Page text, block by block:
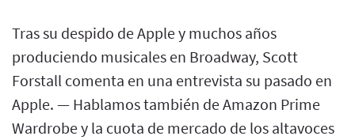
Tras su despido de Apple y muchos años
produciendo musicales en Broadway, Scott
Forstall comenta en una entrevista su pasado en
Apple. — Hablamos también de Amazon Prime
Wardrobe y la cuota de mercado de los altavoces